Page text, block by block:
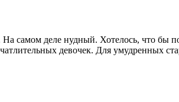
самом деле нудный. Хотелось, что бы
девочек. Для умудренных